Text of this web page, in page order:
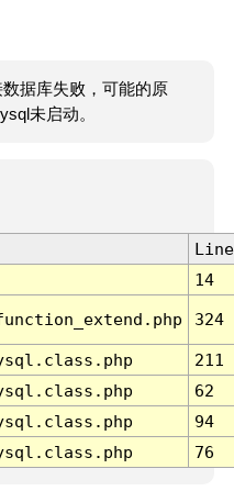
据库失败，可能的原
未启动。
Line
14
324
211
62
94
76